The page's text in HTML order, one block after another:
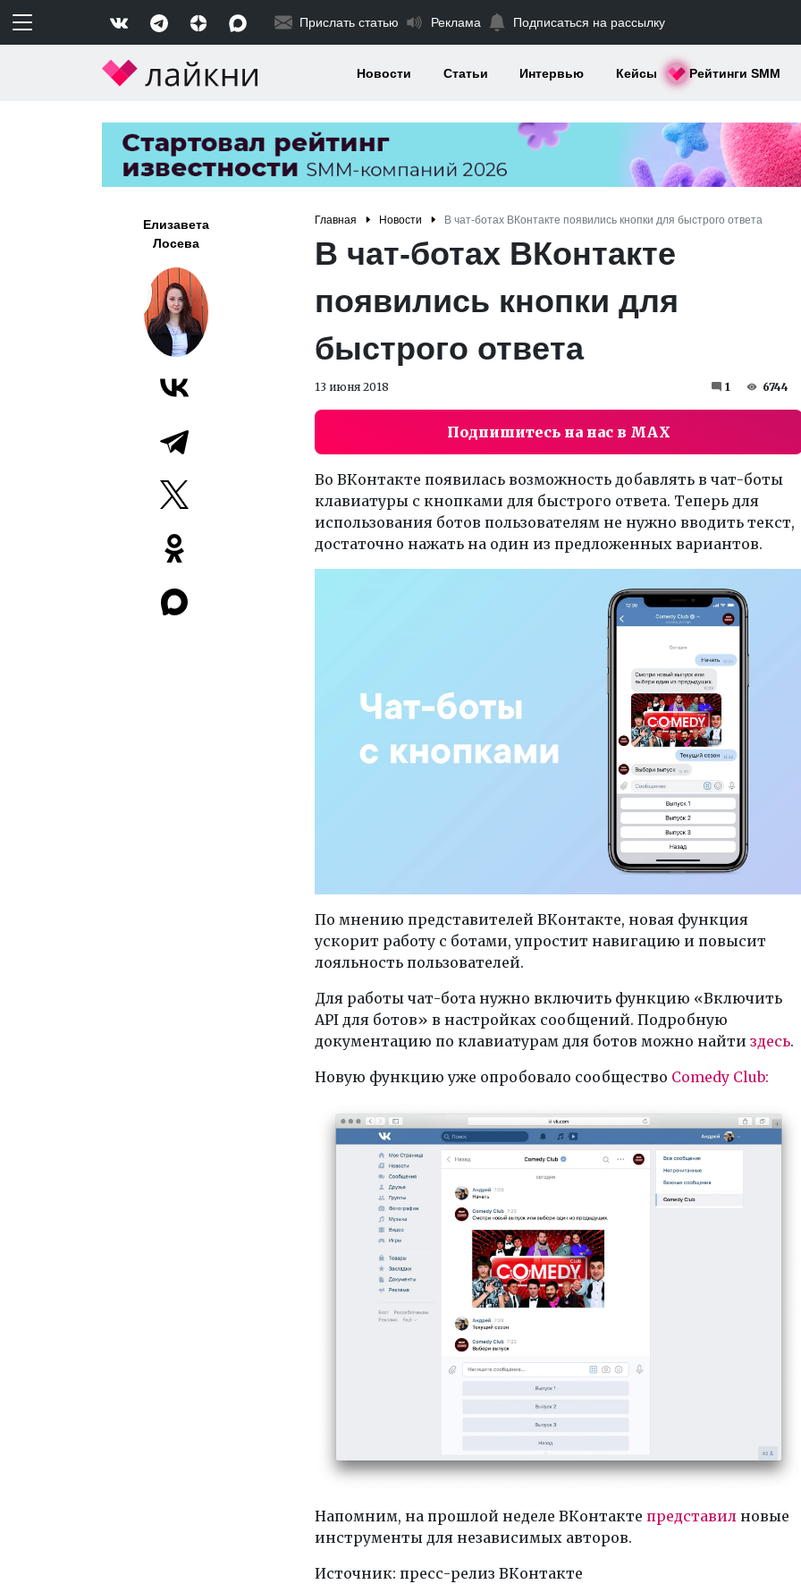
Прислать статью Реклама Подписаться на рассылку
Новости Статьи Интервью Кейсы Рейтинги SMM
Елизавета
Лосева
Главная Новости В чат-ботах ВКонтакте появились кнопки для быстрого ответа
В чат-ботах ВКонтакте
появились кнопки для
быстрого ответа
13 июня 2018 1 6744
Подпишитесь на нас в MAX
Во ВКонтакте появилась возможность добавлять в чат-боты
клавиатуры с кнопками для быстрого ответа. Теперь для
использования ботов пользователям не нужно вводить текст,
достаточно нажать на один из предложенных вариантов.
По мнению представителей ВКонтакте, новая функция
ускорит работу с ботами, упростит навигацию и повысит
лояльность пользователей.
Для работы чат-бота нужно включить функцию «Включить
API для ботов» в настройках сообщений. Подробную
документацию по клавиатурам для ботов можно найти здесь.
Новую функцию уже опробовало сообщество Comedy Club:
Напомним, на прошлой неделе ВКонтакте представилновые
инструменты для независимых авторов.
Источник: пресс-релиз ВКонтакте